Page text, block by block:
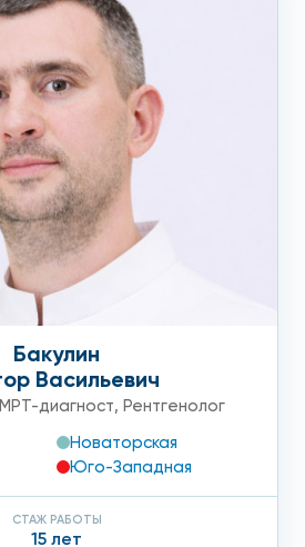
Бакулин
Васильевич
МРТ-диагност, Рентгенолог
Новаторская
Юго-Западная
СТАЖ РАБОТЫ
15 лет